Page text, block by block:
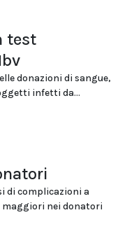
test
donazioni di sangue,
infetti da...
di complicazioni a
maggiori nei donatori